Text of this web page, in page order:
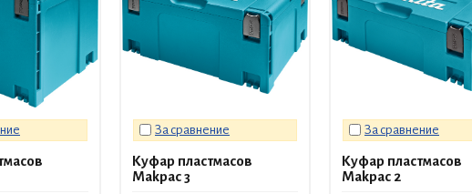
За сравнение
Куфар пластмасов
Makpac 3
За сравнение
Куфар пластмасов
Makpac 2